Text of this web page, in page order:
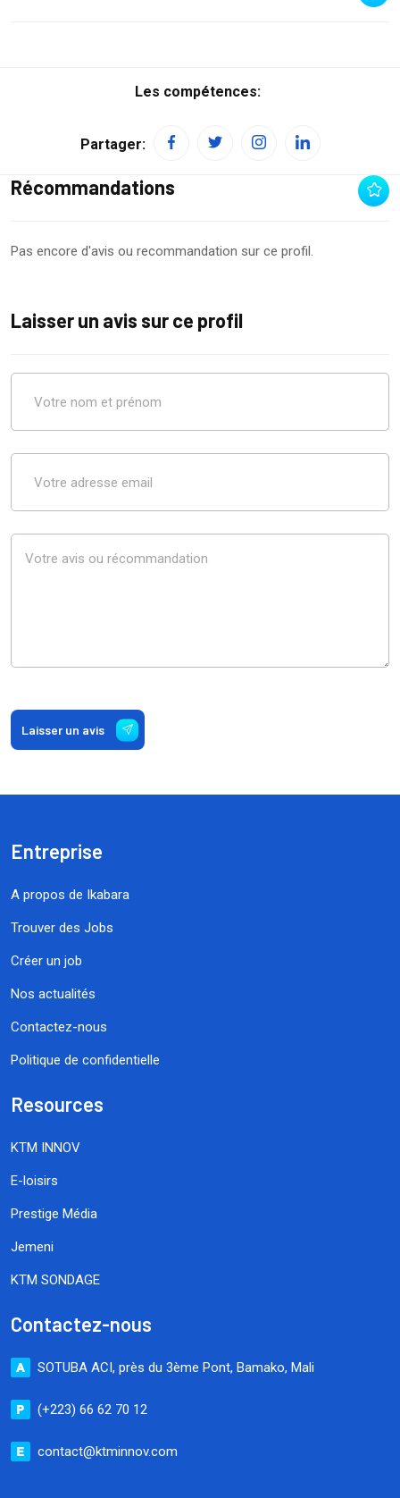
Les compétences:
Partager:
Récommandations
Pas encore d'avis ou recommandation sur ce profil.
Laisser un avis sur ce profil
Laisser un avis
Entreprise
A propos de Ikabara
Trouver des Jobs
Créer un job
Nos actualités
Contactez-nous
Politique de confidentielle
Resources
KTM INNOV
E-loisirs
Prestige Média
Jemeni
KTM SONDAGE
Contactez-nous
SOTUBA ACI, près du 3ème Pont, Bamako, Mali
(+223) 66 62 70 12
contact@ktminnov.com